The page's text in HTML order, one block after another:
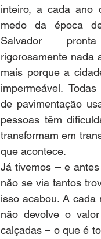
inteiro, a cada ano
medo da época
Salvador
rigorosamente nada
mais porque a
impermeável.
de pavimentação
pessoas têm
transformam em
que acontece.
Já tivemos – e
não se via tantos
isso acabou. A cada
não devolve o
calçadas – o que é